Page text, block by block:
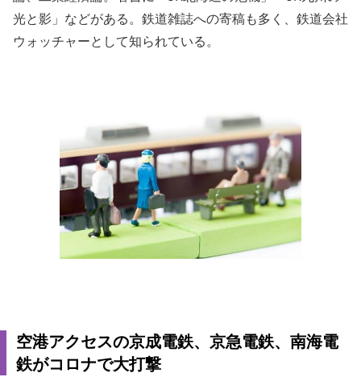
光と影」などがある。鉄道雑誌への寄稿も多く、鉄道会社
ウォッチャーとして知られている。
空港アクセスの京成電鉄、京急電鉄、南海電
鉄がコロナで大打撃